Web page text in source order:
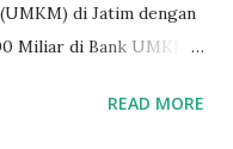
di Jatim dengan
Miliar di Bank UMKM
Anggota Komisi
READ MORE